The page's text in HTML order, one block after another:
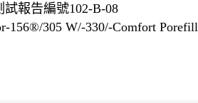
試報告編號102-B-08
305 W/-330/-Comfort